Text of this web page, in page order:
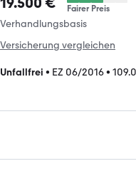
Fairer Preis
Verhandlungsbasis
Versicherung vergleichen
Unfallfrei • EZ 06/2016•